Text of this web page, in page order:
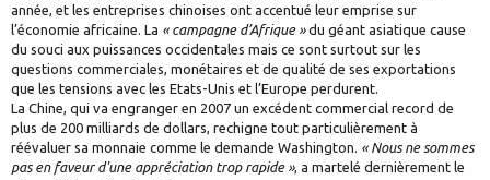
année, et les entreprises chinoises ont accentué leur emprise sur
l’économie africaine. La « campagne d’Afrique »du géant asiatique cause
du souci aux puissances occidentales mais ce sont surtout sur les
questions commerciales, monétaires et de qualité de ses exportations
que les tensions avec les Etats-Unis et l’Europe perdurent.
La Chine, qui va engranger en 2007 un excédent commercial record de
plus de 200 milliards de dollars, rechigne tout particulièrement à
réévaluer sa monnaie comme le demande Washington. « Nous ne sommes
pas en faveur d'une appréciation trop rapide », a martelé dernièrement le